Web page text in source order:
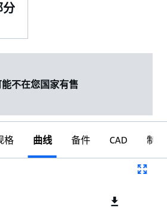
分
不在您国家有售
格 曲线 备件 CAD 制图